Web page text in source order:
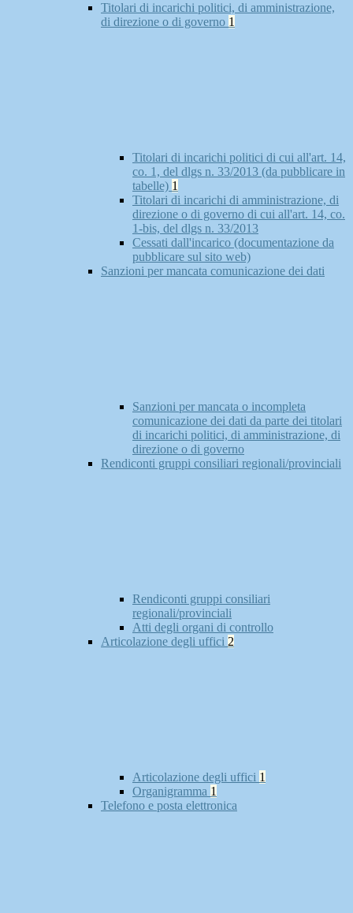
Titolari di incarichi politici, di amministrazione,
di direzione o di governo 1
Titolari di incarichi politici di cui all'art. 14,
co. 1, del dlgs n. 33/2013 (da pubblicare in
tabelle) 1
Titolari di incarichi di amministrazione, di
direzione o di governo di cui all'art. 14, co.
1-bis, del dlgs n. 33/2013
Cessati dall'incarico (documentazione da
pubblicare sul sito web)
Sanzioni per mancata comunicazione dei dati
Sanzioni per mancata o incompleta
comunicazione dei dati da parte dei titolari
di incarichi politici, di amministrazione, di
direzione o di governo
Rendiconti gruppi consiliari regionali/provinciali
Rendiconti gruppi consiliari
regionali/provinciali
Atti degli organi di controllo
Articolazione degli uffici 2
Articolazione degli uffici 1
Organigramma 1
Telefono e posta elettronica